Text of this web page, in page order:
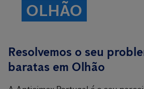
OLHÃO
Resolvemos o seu
baratas em Olhão